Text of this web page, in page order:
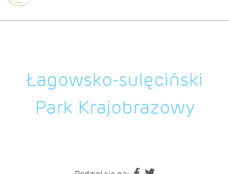
Łagowsko-sulęciński
Park Krajobrazowy